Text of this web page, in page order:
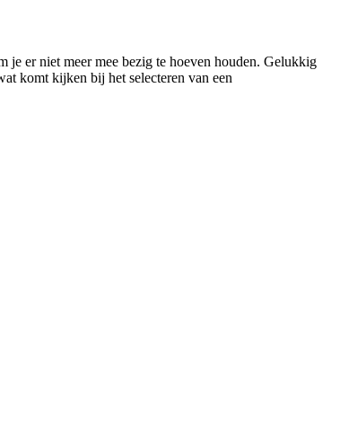
je er niet meer mee bezig te hoeven houden. Gelukkig
komt kijken bij het selecteren van een